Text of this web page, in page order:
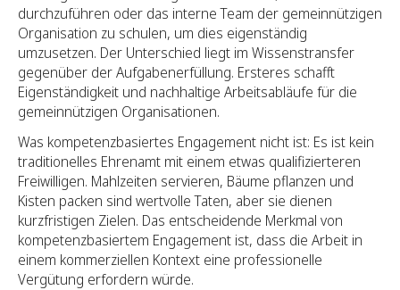
durchzuführen oder das interne Team der gemeinnützigen
Organisation zu schulen, um dies eigenständig
umzusetzen. Der Unterschied liegt im Wissenstransfer
gegenüber der Aufgabenerfüllung. Ersteres schafft
Eigenständigkeit und nachhaltige Arbeitsabläufe für die
gemeinnützigen Organisationen.
Was kompetenzbasiertes Engagement nicht ist: Es ist kein
traditionelles Ehrenamt mit einem etwas qualifizierteren
Freiwilligen. Mahlzeiten servieren, Bäume pflanzen und
Kisten packen sind wertvolle Taten, aber sie dienen
kurzfristigen Zielen. Das entscheidende Merkmal von
kompetenzbasiertem Engagement ist, dass die Arbeit in
einem kommerziellen Kontext eine professionelle
Vergütung erfordern würde.